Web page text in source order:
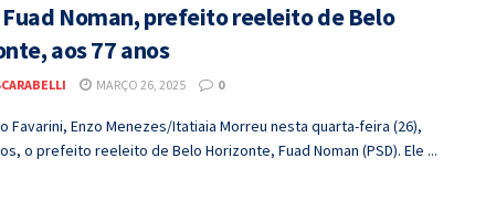
Noman, prefeito reeleito de Belo
aos 77 anos
MARÇO 26, 2025 0
Favarini, Enzo Menezes/Itatiaia Morreu nesta quarta-feira (26),
o prefeito reeleito de Belo Horizonte, Fuad Noman (PSD). Ele ...